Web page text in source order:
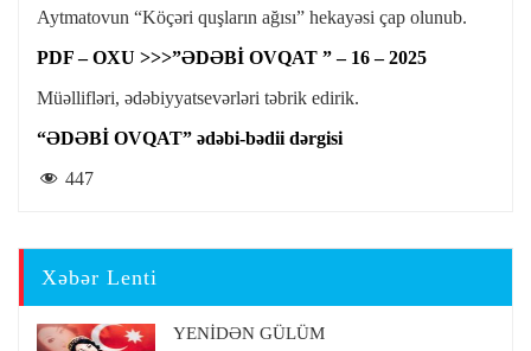
Aytmatovun “Köçəri quşların ağısı” hekayəsi çap olunub.
PDF – OXU >>>”ƏDƏBİ OVQAT ” – 16 – 2025
Müəllifləri, ədəbiyyatsevərləri təbrik edirik.
“ƏDƏBİ OVQAT” ədəbi-bədii dərgisi
447
Xəbər Lenti
YENİDƏN GÜLÜM